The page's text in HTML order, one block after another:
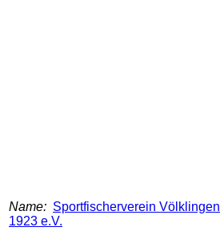
Name: Sportfischerverein Völklingen
1923 e.V.